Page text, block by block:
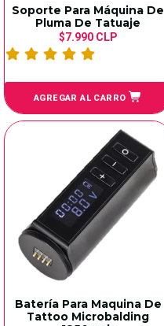
Soporte Para Máquina De
Pluma De Tatuaje
$7.990 CLP
AGREGAR AL CARRO
Batería Para Maquina De
Tattoo Microbalding